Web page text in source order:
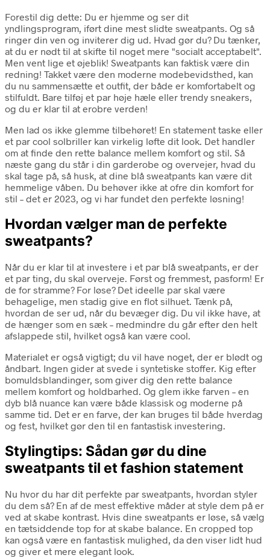
Forestil dig dette: Du er hjemme og ser dit
yndlingsprogram, iført dine mest slidte sweatpants. Og så
ringer din ven og inviterer dig ud. Hvad gør du? Du tænker,
at du er nødt til at skifte til noget mere "socialt acceptabelt".
Men vent lige et øjeblik! Sweatpants kan faktisk være din
redning! Takket være den moderne modebevidsthed, kan
du nu sammensætte et outfit, der både er komfortabelt og
stilfuldt. Bare tilføj et par høje hæle eller trendy sneakers,
og du er klar til at erobre verden!
Men lad os ikke glemme tilbehøret! En statement taske eller
et par cool solbriller kan virkelig løfte dit look. Det handler
om at finde den rette balance mellem komfort og stil. Så
næste gang du står i din garderobe og overvejer, hvad du
skal tage på, så husk, at dine blå sweatpants kan være dit
hemmelige våben. Du behøver ikke at ofre din komfort for
stil – det er 2023, og vi har fundet den perfekte løsning!
Hvordan vælger man de perfekte
sweatpants?
Når du er klar til at investere i et par blå sweatpants, er der
et par ting, du skal overveje. Først og fremmest, pasform! Er
de for stramme? For løse? Det ideelle par skal være
behagelige, men stadig give en flot silhuet. Tænk på,
hvordan de ser ud, når du bevæger dig. Du vil ikke have, at
de hænger som en sæk – medmindre du går efter den helt
afslappede stil, hvilket også kan være cool.
Materialet er også vigtigt; du vil have noget, der er blødt og
åndbart. Ingen gider at svede i syntetiske stoffer. Kig efter
bomuldsblandinger, som giver dig den rette balance
mellem komfort og holdbarhed. Og glem ikke farven – en
dyb blå nuance kan være både klassisk og moderne på
samme tid. Det er en farve, der kan bruges til både hverdag
og fest, hvilket gør den til en fantastisk investering.
Stylingtips: Sådan gør du dine
sweatpants til et fashion statement
Nu hvor du har dit perfekte par sweatpants, hvordan styler
du dem så? En af de mest effektive måder at style dem på er
ved at skabe kontrast. Hvis dine sweatpants er løse, så vælg
en tætsiddende top for at skabe balance. En cropped top
kan også være en fantastisk mulighed, da den viser lidt hud
og giver et mere elegant look.